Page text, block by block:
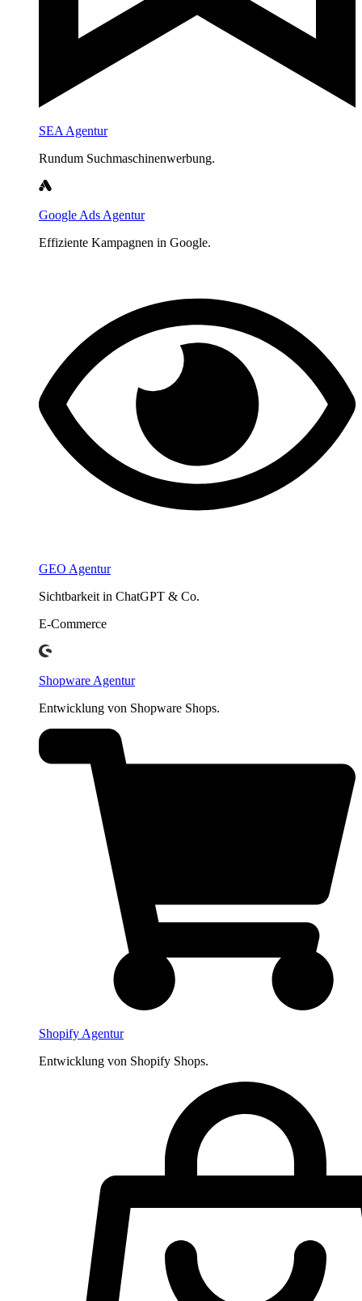
SEA Agentur
Rundum Suchmaschinenwerbung.
Google Ads Agentur
Effiziente Kampagnen in Google.
GEO Agentur
Sichtbarkeit in ChatGPT & Co.
E-Commerce
Shopware Agentur
Entwicklung von Shopware Shops.
Shopify Agentur
Entwicklung von Shopify Shops.